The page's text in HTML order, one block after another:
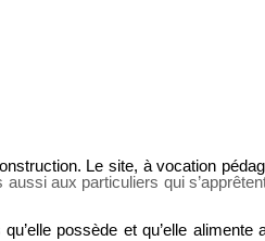
Le site, à vocation
aux particuliers qui
possède et qu’elle alimente